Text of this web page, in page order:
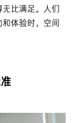
比满足。人们
体验时，空间